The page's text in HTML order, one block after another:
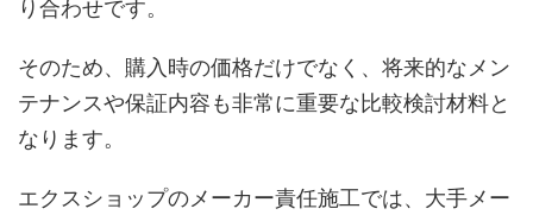
り合わせです。
そのため、購入時の価格だけでなく、将来的なメン
テナンスや保証内容も非常に重要な比較検討材料と
なります。
エクスショップのメーカー責任施工では、大手メー